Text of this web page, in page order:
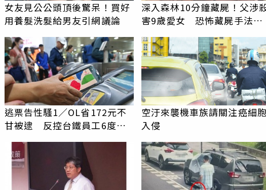
女友見公公頭頂後驚呆！買好
用養髮洗髮給男友引網議論
深入森林10分鐘藏屍！父涉
害9歲愛女 恐怖藏屍手法全
曝光
逃票告性騷1／OL省172元不
甘被逮 反控台鐵員工6度騷
空汙來襲機車族請關注癌細
入侵
PR